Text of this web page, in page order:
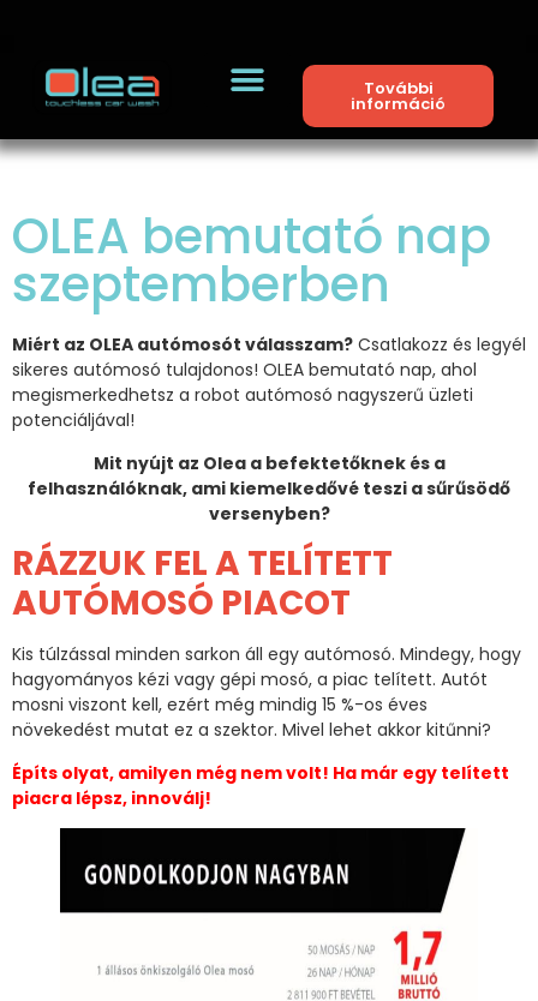
További
információ
OLEA bemutató nap
szeptemberben
Miért az OLEA autómosót válasszam? Csatlakozz és legyél
sikeres autómosó tulajdonos! OLEA bemutató nap, ahol
megismerkedhetsz a robot autómosó nagyszerű üzleti
potenciáljával!
Mit nyújt az Olea a befektetőknek és a
felhasználóknak, ami kiemelkedővé teszi a sűrűsödő
versenyben?
RÁZZUK FEL A TELÍTETT
AUTÓMOSÓ PIACOT
Kis túlzással minden sarkon áll egy autómosó. Mindegy, hogy
hagyományos kézi vagy gépi mosó, a piac telített. Autót
mosni viszont kell, ezért még mindig 15 %-os éves
növekedést mutat ez a szektor. Mivel lehet akkor kitűnni?
Építs olyat, amilyen még nem volt! Ha már egy telített
piacra lépsz, innoválj!